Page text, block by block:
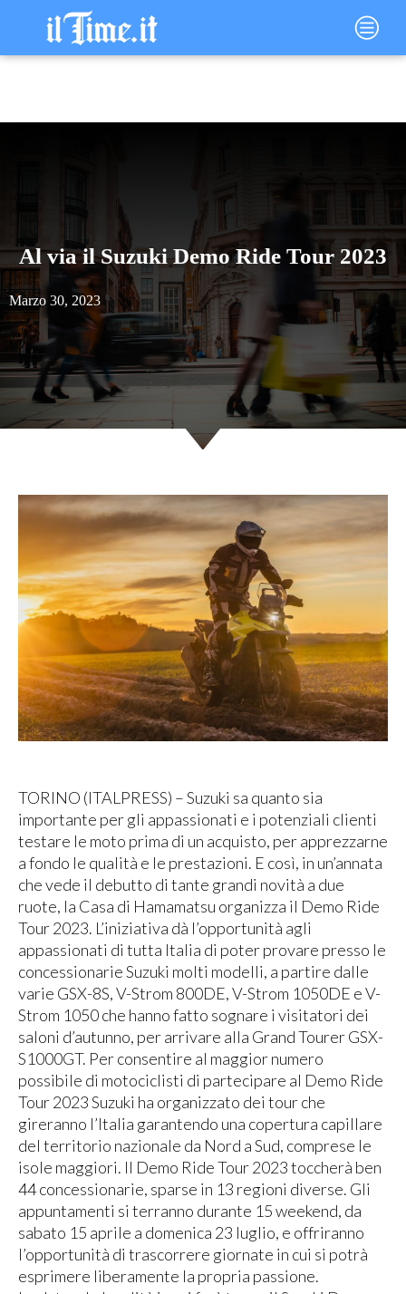
contenuto
Main
Menu
Al via il Suzuki Demo Ride Tour 2023
Marzo 30, 2023
TORINO (ITALPRESS) – Suzuki sa quanto sia
importante per gli appassionati e i potenziali clienti
testare le moto prima di un acquisto, per apprezzarne
a fondo le qualità e le prestazioni. E così, in un’annata
che vede il debutto di tante grandi novità a due
ruote, la Casa di Hamamatsu organizza il Demo Ride
Tour 2023. L’iniziativa dà l’opportunità agli
appassionati di tutta Italia di poter provare presso le
concessionarie Suzuki molti modelli, a partire dalle
varie GSX-8S, V-Strom 800DE, V-Strom 1050DE e V-
Strom 1050 che hanno fatto sognare i visitatori dei
saloni d’autunno, per arrivare alla Grand Tourer GSX-
S1000GT. Per consentire al maggior numero
possibile di motociclisti di partecipare al Demo Ride
Tour 2023 Suzuki ha organizzato dei tour che
gireranno l’Italia garantendo una copertura capillare
del territorio nazionale da Nord a Sud, comprese le
isole maggiori. Il Demo Ride Tour 2023 toccherà ben
44 concessionarie, sparse in 13 regioni diverse. Gli
appuntamenti si terranno durante 15 weekend, da
sabato 15 aprile a domenica 23 luglio, e offriranno
l’opportunità di trascorrere giornate in cui si potrà
esprimere liberamente la propria passione.